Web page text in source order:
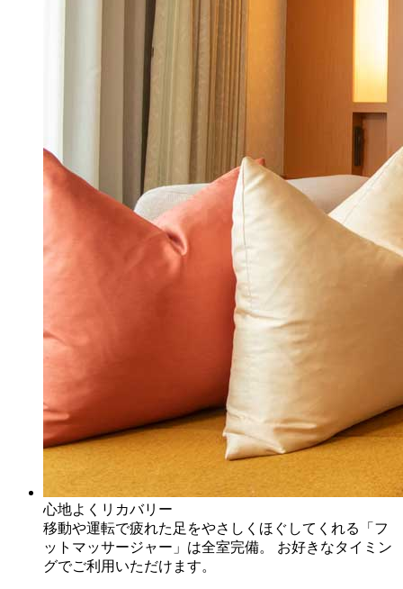
心地よくリカバリー
移動や運転で疲れた足をやさしくほぐしてくれる「フ
ットマッサージャー」は全室完備。 お好きなタイミン
グでご利用いただけます。